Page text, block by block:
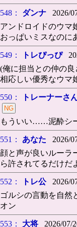
548： ダンナ 2026/
アンドロイドのウマ
おっぱいミスなのに
549： トレぴっぴ
(俺に担当との仲の
相応しい優秀なウマ
550： トレーナーさ
もういい……泥酔シ
551： あなた 2026/
顔と声が良いルーラ
ら許されてるだけだ
552： トレ公2026/
ゴルシの言動を自然
オン
553： 大将 2026/07/